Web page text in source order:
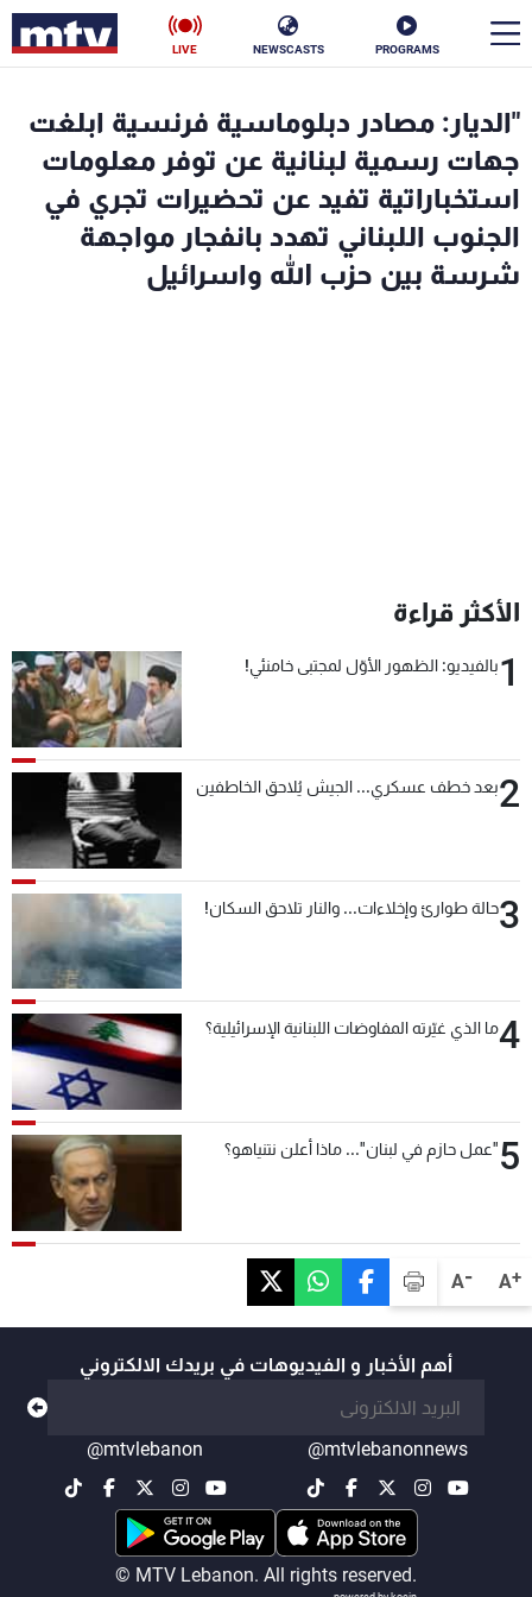
PROGRAMS
NEWSCASTS
LIVE
A+
A-
"الديار: مصادر دبلوماسية فرنسية ابلغت
جهات رسمية لبنانية عن توفر معلومات
استخباراتية تفيد عن تحضيرات تجري في
الجنوب اللبناني تهدد بانفجار مواجهة
شرسة بين حزب الله واسرائيل
الأكثر قراءة
1بالفيديو: الظهور الأوّل لمجتبى خامنئي!
2بعد خطف عسكري... الجيش يُلاحق الخاطفين
3حالة طوارئ وإخلاءات... والنار تلاحق السكان!
4ما الذي غيّرته المفاوضات اللبنانية الإسرائيلية؟
5"عمل حازم في لبنان"... ماذا أعلن نتنياهو؟
أهم الأخبار و الفيديوهات في بريدك الالكتروني
@mtvlebanonnews
@mtvlebanon
© MTV Lebanon. All rights reserved.
الأخبار
سياسة
إقتصاد فن
عن MTV
وظائف
شروط الإسـتخدام
سياسة الخصوصية